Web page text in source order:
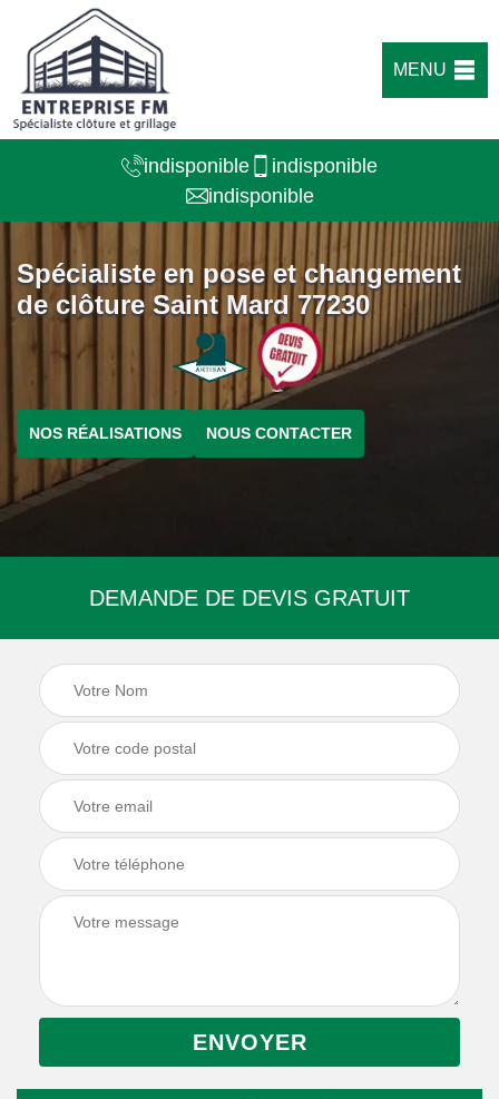
MENU
indisponible
indisponible
indisponible
Spécialiste en pose et changement
de clôture Saint Mard 77230
NOS RÉALISATIONS NOUS CONTACTER
DEMANDE DE DEVIS GRATUIT